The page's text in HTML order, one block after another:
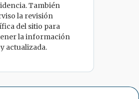
También
la revisión
del sitio para
la información
actualizada.